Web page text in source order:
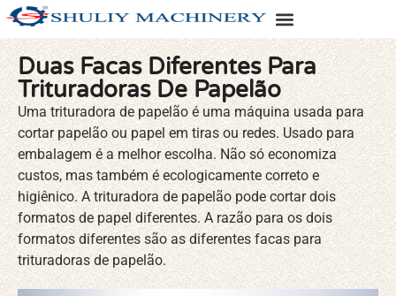
Duas Facas Diferentes Para
Trituradoras De Papelão
Uma trituradora de papelão é uma máquina usada para
cortar papelão ou papel em tiras ou redes. Usado para
embalagem é a melhor escolha. Não só economiza
custos, mas também é ecologicamente correto e
higiênico. A trituradora de papelão pode cortar dois
formatos de papel diferentes. A razão para os dois
formatos diferentes são as diferentes facas para
trituradoras de papelão.